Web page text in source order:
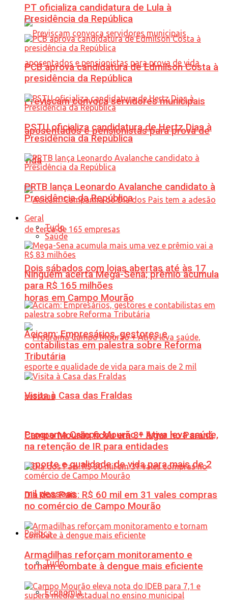
Previscam convoca servidores municipais
aposentados e pensionistas para prova de
vida
Dois sábados com lojas abertas até às 17
horas em Campo Mourão
Programa Campo Mourão + Ativa leva saúde,
esporte e qualidade de vida para mais de 2
mil pessoas
Política
Tudo
Economia
PT oficializa candidatura de Lula à
Presidência da República
PCB aprova candidatura de Edmilson Costa à
presidência da República
PSTU oficializa candidatura de Hertz Dias à
Presidência da República
PRTB lança Leonardo Avalanche candidato à
Presidência da República
Geral
Tudo
Saúde
Ninguém acerta Mega-Sena; prêmio acumula
para R$ 165 milhões
Acicam: Empresários, gestores e
contabilistas em palestra sobre Reforma
Tributária
Visita à Casa das Fraldas
Campo Mourão ficou em 3º lugar no Paraná
na retenção de IR para entidades
Dia dos Pais: R$ 60 mil em 31 vales compras
no comércio de Campo Mourão
Armadilhas reforçam monitoramento e
tornam combate à dengue mais eficiente